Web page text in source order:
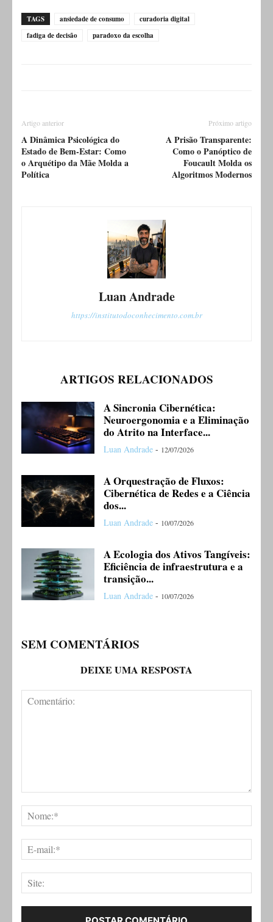
TAGS ansiedade de consumo
curadoria digital
fadiga de decisão
paradoxo da escolha
Artigo anterior
A Dinâmica Psicológica do
Estado de Bem-Estar: Como
o Arquétipo da Mãe Molda a
Política
Próximo artigo
A Prisão Transparente:
Como o Panóptico de
Foucault Molda os
Algoritmos Modernos
Luan Andrade
https://institutodoconhecimento.com.br
ARTIGOS RELACIONADOS
A Sincronia Cibernética:
Neuroergonomia e a Eliminação
do Atrito na Interface...
Luan Andrade - 12/07/2026
A Orquestração de Fluxos:
Cibernética de Redes e a Ciência
dos...
Luan Andrade - 10/07/2026
A Ecologia dos Ativos Tangíveis:
Eficiência de infraestrutura e a
transição...
Luan Andrade - 10/07/2026
SEM COMENTÁRIOS
DEIXE UMA RESPOSTA